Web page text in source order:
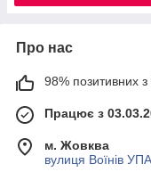
Про нас
98% позитивних з
Працює з
м. Жовква
вулиця Воїнів